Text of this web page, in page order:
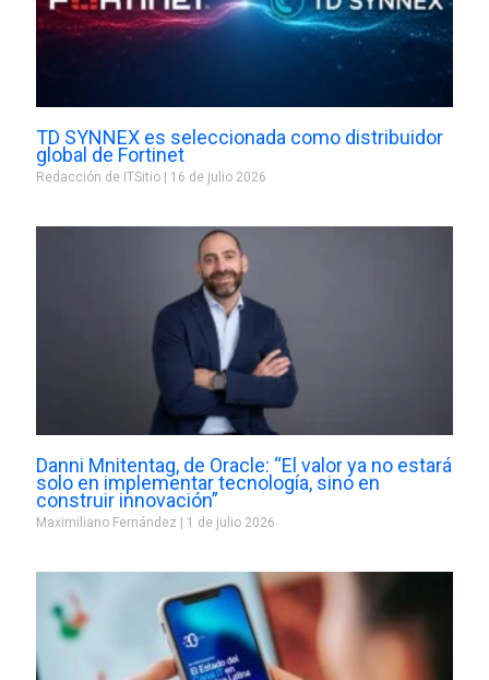
TD SYNNEX es seleccionada como distribuidor
global de Fortinet
Redacción de ITSitio 16 de julio 2026
Danni Mnitentag, de Oracle: “El valor ya no estará
solo en implementar tecnología, sino en
construir innovación”
Maximiliano Fernández 1 de julio 2026